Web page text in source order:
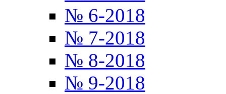
№ 6-2018
№ 7-2018
№ 8-2018
№ 9-2018